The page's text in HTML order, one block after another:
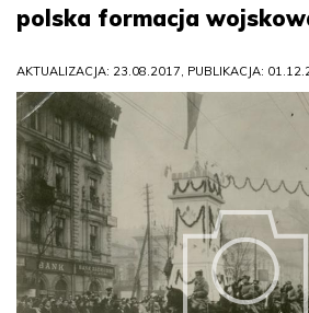
polska formacja
AKTUALIZACJA: 23.08.2017, PUBLIKACJA: